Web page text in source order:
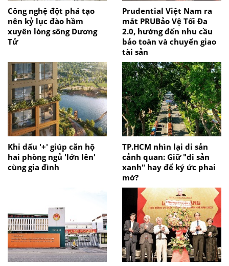
Công nghệ đột phá tạo
nên kỷ lục đào hầm
xuyên lòng sông Dương
Tử
Prudential Việt Nam ra
mắt PRUBảo Vệ Tối Đa
2.0, hướng đến nhu cầu
bảo toàn và chuyển giao
tài sản
Khi dấu '+' giúp căn hộ
hai phòng ngủ 'lớn lên'
cùng gia đình
TP.HCM nhìn lại di sản
cảnh quan: Giữ "di sản
xanh" hay để ký ức phai
mờ?